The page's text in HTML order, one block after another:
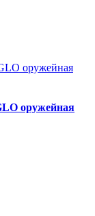
оружейная